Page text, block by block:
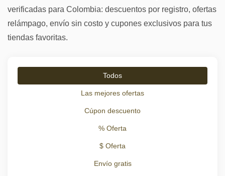
verificadas para Colombia: descuentos por registro, ofertas
relámpago, envío sin costo y cupones exclusivos para tus
tiendas favoritas.
Todos
Las mejores ofertas
Cúpon descuento
% Oferta
$ Oferta
Envío gratis